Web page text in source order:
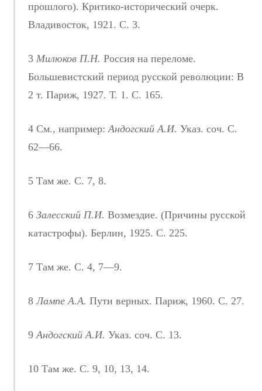
прошлого). Критико-исторический очерк.
Владивосток, 1921. С. 3.
3 Милюков П.Н. Россия на переломе.
Большевистский период русской революции: В
2 т. Париж, 1927. Т. 1. С. 165.
4 См., например:Андогский А.И. Указ. соч. С.
62—66.
5 Там же. С. 7, 8.
6 Залесский П.И. Возмездие. (Причины русской
катастрофы). Берлин, 1925. С. 225.
7 Там же. С. 4, 7—9.
8Лампе А.А. Пути верных. Париж, 1960. С. 27.
9Андогский А.И. Указ. соч. С. 13.
10 Там же. С. 9, 10, 13, 14.